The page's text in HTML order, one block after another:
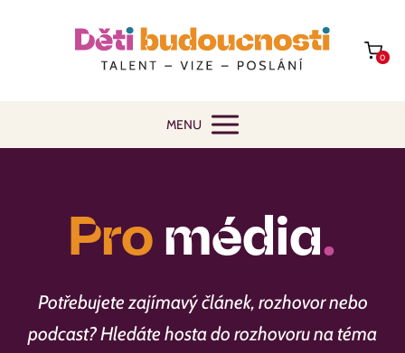
0
MENU
Pro média.
Potřebujete zajímavý článek, rozhovor nebo
podcast? Hledáte hosta do rozhovoru na téma